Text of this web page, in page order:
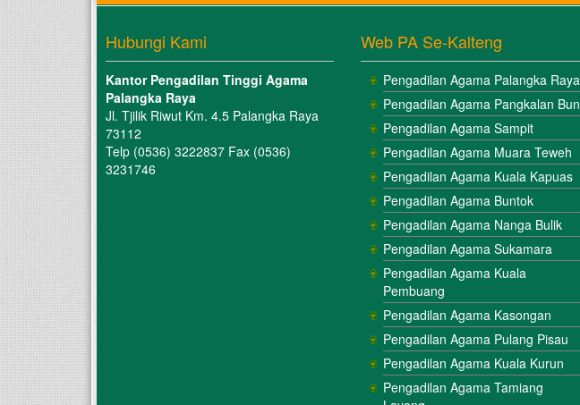
Hubungi Kami
Kantor Pengadilan Tinggi Agama
Palangka Raya
Jl. Tjilik Riwut Km. 4.5 Palangka Raya
73112
Telp (0536) 3222837 Fax (0536)
3231746
Web PA Se-Kalteng
Pengadilan Agama Palangka Raya
Pengadilan Agama Pangkalan Bun
Pengadilan Agama Sampit
Pengadilan Agama Muara Teweh
Pengadilan Agama Kuala Kapuas
Pengadilan Agama Buntok
Pengadilan Agama Nanga Bulik
Pengadilan Agama Sukamara
Pengadilan Agama Kuala
Pembuang
Pengadilan Agama Kasongan
Pengadilan Agama Pulang Pisau
Pengadilan Agama Kuala Kurun
Pengadilan Agama Tamiang